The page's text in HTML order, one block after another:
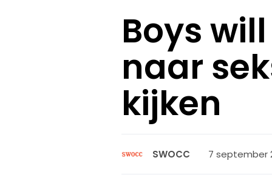
Boys
naar
kijken
SWOCC 7 september